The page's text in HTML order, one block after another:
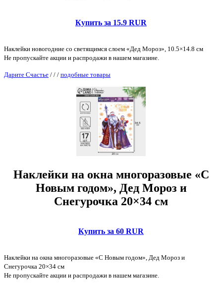
Купить за 15.9 RUR
Наклейки новогодние со светящимся слоем «Дед Мороз», 10.5×14.8 см
Не пропускайте акции и распродажи в нашем магазине.
Дарите Счастье / / / подобные товары
Наклейки на окна многоразовые «С
Новым годом», Дед Мороз и
Снегурочка 20×34 см
Купить за 60 RUR
Наклейки на окна многоразовые «С Новым годом», Дед Мороз и
Снегурочка 20×34 см
Не пропускайте акции и распродажи в нашем магазине.